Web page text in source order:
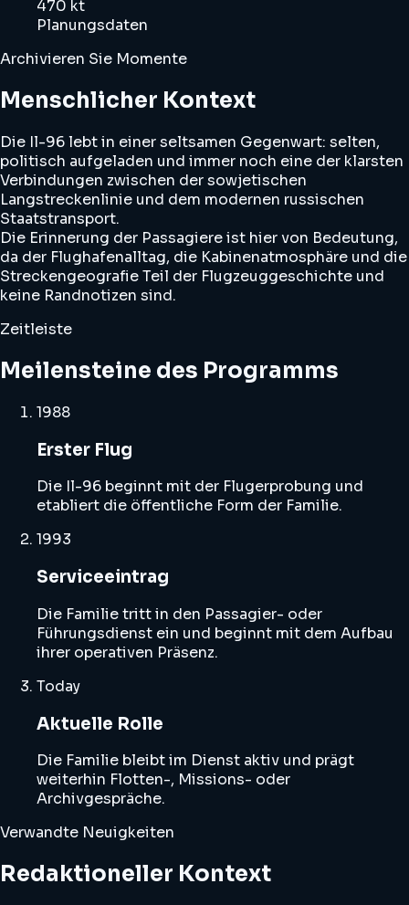
470 kt
Planungsdaten
Archivieren Sie Momente
Menschlicher Kontext
Die Il-96 lebt in einer seltsamen Gegenwart: selten,
politisch aufgeladen und immer noch eine der klarsten
Verbindungen zwischen der sowjetischen
Langstreckenlinie und dem modernen russischen
Staatstransport.
Die Erinnerung der Passagiere ist hier von Bedeutung,
da der Flughafenalltag, die Kabinenatmosphäre und die
Streckengeografie Teil der Flugzeuggeschichte und
keine Randnotizen sind.
Zeitleiste
Meilensteine des Programms
1988
Erster Flug
Die Il-96 beginnt mit der Flugerprobung und
etabliert die öffentliche Form der Familie.
1993
Serviceeintrag
Die Familie tritt in den Passagier- oder
Führungsdienst ein und beginnt mit dem Aufbau
ihrer operativen Präsenz.
Today
Aktuelle Rolle
Die Familie bleibt im Dienst aktiv und prägt
weiterhin Flotten-, Missions- oder
Archivgespräche.
Verwandte Neuigkeiten
Redaktioneller Kontext